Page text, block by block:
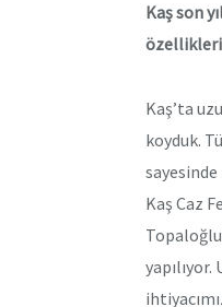
Kaş son
özellikleri
Kaş’ta
koyduk.
Kaş Caz